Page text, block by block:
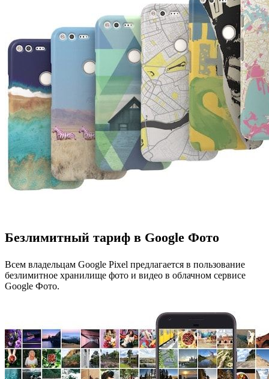
Безлимитный тариф в Google Фото
Всем владельцам Google Pixel предлагается в пользование
безлимитное хранилище фото и видео в облачном сервисе
Google Фото.